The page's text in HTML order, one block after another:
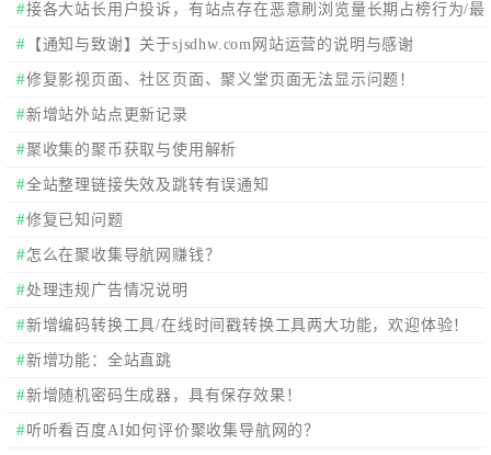
接各大站长用户投诉，有站点存在恶意刷浏览量长期占榜行为/最
新来访占榜行为！
【通知与致谢】关于sjsdhw.com网站运营的说明与感谢
修复影视页面、社区页面、聚义堂页面无法显示问题！
新增站外站点更新记录
聚收集的聚币获取与使用解析
全站整理链接失效及跳转有误通知
修复已知问题
怎么在聚收集导航网赚钱？
处理违规广告情况说明
新增编码转换工具/在线时间戳转换工具两大功能，欢迎体验！
新增功能：全站直跳
新增随机密码生成器，具有保存效果！
听听看百度AI如何评价聚收集导航网的？